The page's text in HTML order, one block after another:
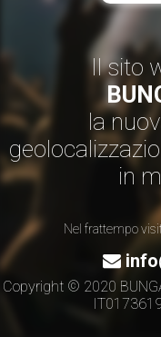
Il sito
la
in
Nel frattempo
Copyright © 2020